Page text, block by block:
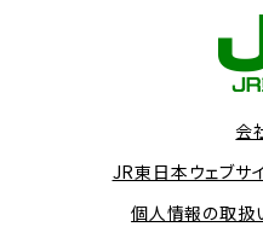
会
JR東日本ウェブサ
個人情報の取扱